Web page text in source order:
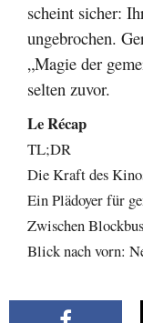
scheint sicher:
ungebrochen.
„Magie der
selten zuvor.
Le Récap
TL;DR
Die Kraft des
Ein Plädoyer für
Zwischen
Blick nach vorn: